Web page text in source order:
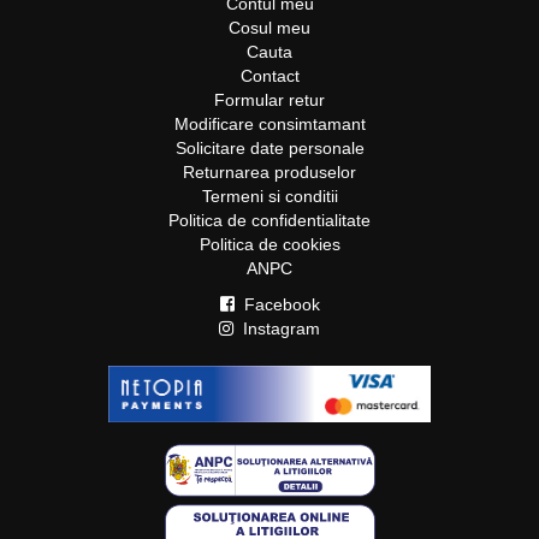
sandale perfecte pentru plimbari lungi si distractie
din plin! Alege Capricia.ro si vei face furori in orice
Cosul meu
Cauta
Contact
Formular retur
Modificare consimtamant
Solicitare date personale
Returnarea produselor
Termeni si conditii
Politica de confidentialitate
Politica de cookies
ANPC
Facebook
Instagram